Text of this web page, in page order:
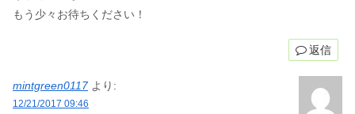
もう少々お待ちください！
返信
mintgreen0117 より:
12/21/2017 09:46